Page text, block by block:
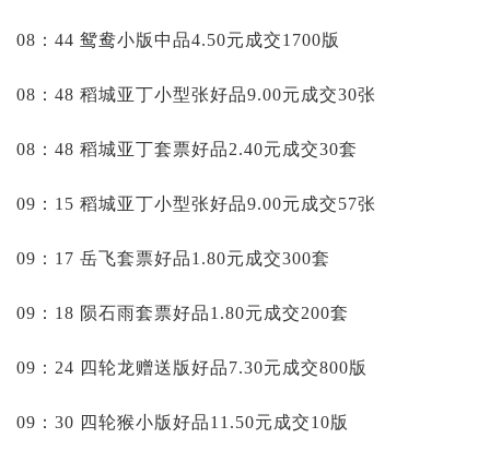
08：44 鸳鸯小版中品4.50元成交1700版
08：48 稻城亚丁小型张好品9.00元成交30张
08：48 稻城亚丁套票好品2.40元成交30套
09：15 稻城亚丁小型张好品9.00元成交57张
09：17 岳飞套票好品1.80元成交300套
09：18 陨石雨套票好品1.80元成交200套
09：24 四轮龙赠送版好品7.30元成交800版
09：30 四轮猴小版好品11.50元成交10版